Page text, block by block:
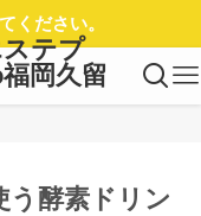
ください。
テプ
岡久留
う酵素ドリン